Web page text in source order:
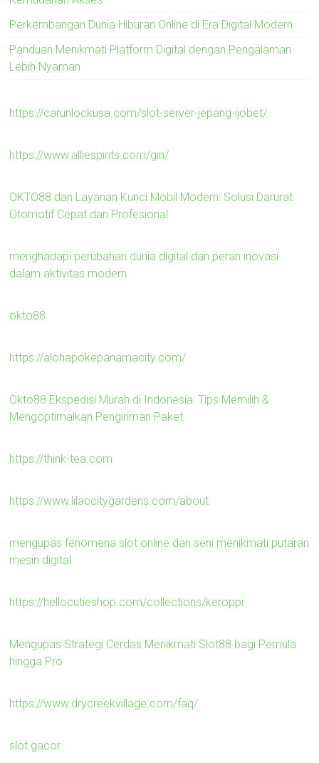
Perkembangan Dunia Hiburan Online di Era Digital Modern
Panduan Menikmati Platform Digital dengan Pengalaman
Lebih Nyaman
https://carunlockusa.com/slot-server-jepang-ijobet/
https://www.alliespirits.com/gin/
OKTO88 dan Layanan Kunci Mobil Modern: Solusi Darurat
Otomotif Cepat dan Profesional
menghadapi perubahan dunia digital dan peran inovasi
dalam aktivitas modern
okto88
https://alohapokepanamacity.com/
Okto88 Ekspedisi Murah di Indonesia: Tips Memilih &
Mengoptimalkan Pengiriman Paket
https://think-tea.com
https://www.lilaccitygardens.com/about
mengupas fenomena slot online dan seni menikmati putaran
mesin digital
https://hellocutieshop.com/collections/keroppi
Mengupas Strategi Cerdas Menikmati Slot88 bagi Pemula
hingga Pro
https://www.drycreekvillage.com/faq/
slot gacor